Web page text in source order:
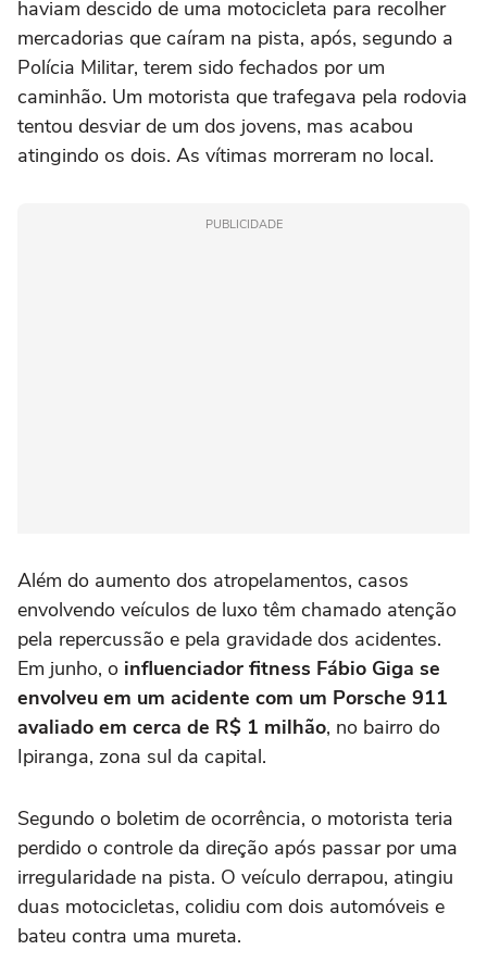
haviam descido de uma motocicleta para recolher
mercadorias que caíram na pista, após, segundo a
Polícia Militar, terem sido fechados por um
caminhão. Um motorista que trafegava pela rodovia
tentou desviar de um dos jovens, mas acabou
atingindo os dois. As vítimas morreram no local.
PUBLICIDADE
Além do aumento dos atropelamentos, casos
envolvendo veículos de luxo têm chamado atenção
pela repercussão e pela gravidade dos acidentes.
Em junho, o influenciador fitness Fábio Giga se
envolveu em um acidente com um Porsche 911
avaliado em cerca de R$ 1 milhão, no bairro do
Ipiranga, zona sul da capital.
Segundo o boletim de ocorrência, o motorista teria
perdido o controle da direção após passar por uma
irregularidade na pista. O veículo derrapou, atingiu
duas motocicletas, colidiu com dois automóveis e
bateu contra uma mureta.